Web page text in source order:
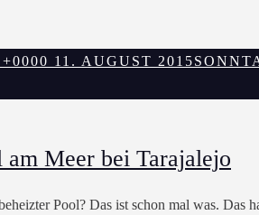
11. AUGUST 2015
am Meer bei Tarajalejo
Pool? Das ist schon mal was. Das